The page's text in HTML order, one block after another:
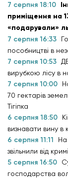
7 серпня 18:10
приміщення на
«подарували»
7 серпня 16:33
пособництві в
7 серпня 10:53
вирубкою лісу в
7 серпня 10:00
70 гектарів
Тігіпка
6 серпня 18:50
визнавати вину в
6 серпня 11:11
На
звільнили від
5 серпня 16:50
господарства